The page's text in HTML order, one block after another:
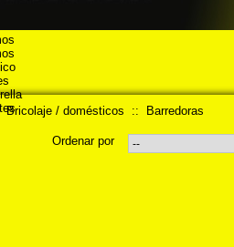
Bricolaje / domésticos :: Barredoras
Ordenar por